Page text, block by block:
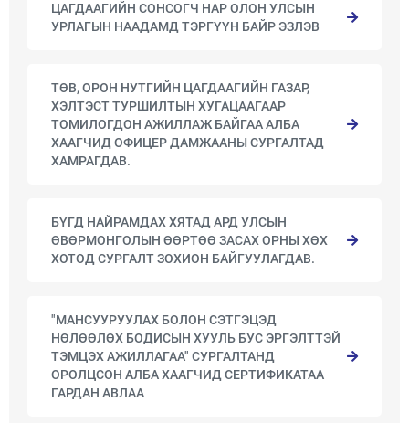
ЦАГДААГИЙН СОНСОГЧ НАР ОЛОН УЛСЫН
УРЛАГЫН НААДАМД ТЭРГҮҮН БАЙР ЭЗЛЭВ
ТӨВ, ОРОН НУТГИЙН ЦАГДААГИЙН ГАЗАР,
ХЭЛТЭСТ ТУРШИЛТЫН ХУГАЦААГААР
ТОМИЛОГДОН АЖИЛЛАЖ БАЙГАА АЛБА
ХААГЧИД ОФИЦЕР ДАМЖААНЫ СУРГАЛТАД
ХАМРАГДАВ.
БҮГД НАЙРАМДАХ ХЯТАД АРД УЛСЫН
ӨВӨРМОНГОЛЫН ӨӨРТӨӨ ЗАСАХ ОРНЫ ХӨХ
ХОТОД СУРГАЛТ ЗОХИОН БАЙГУУЛАГДАВ.
"МАНСУУРУУЛАХ БОЛОН СЭТГЭЦЭД
НӨЛӨӨЛӨХ БОДИСЫН ХУУЛЬ БУС ЭРГЭЛТТЭЙ
ТЭМЦЭХ АЖИЛЛАГАА" СУРГАЛТАНД
ОРОЛЦСОН АЛБА ХААГЧИД СЕРТИФИКАТАА
ГАРДАН АВЛАА